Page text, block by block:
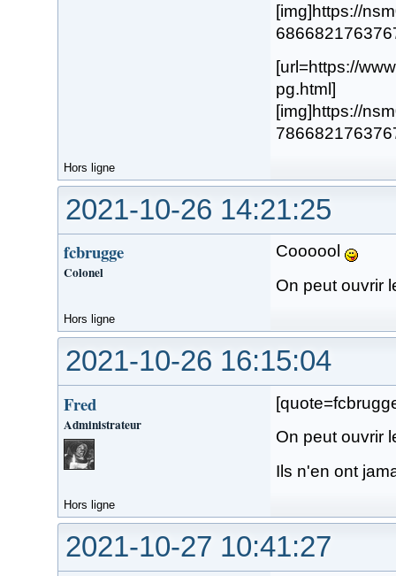
[img]https://
[url=https://
pg.html]
[img]https://
Hors ligne
2021-10-26 14:21:25
fcbrugge
Colonel
Coooool
On peut ouvrir
Hors ligne
2021-10-26 16:15:04
Fred
Administrateur
On peut ouvrir
Ils n'en ont
Hors ligne
2021-10-27 10:41:27